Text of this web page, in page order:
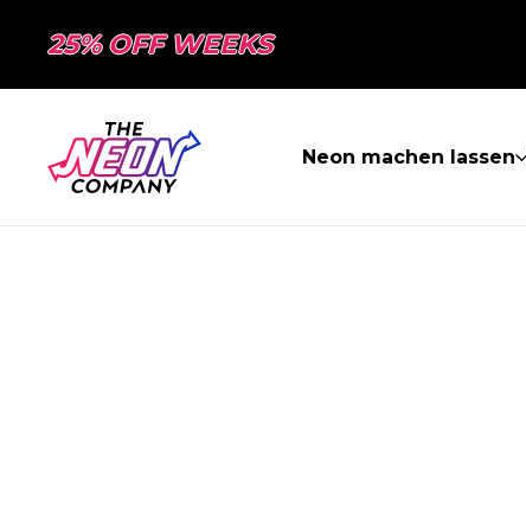
25% OFF WEEKS
Neon machen lassen